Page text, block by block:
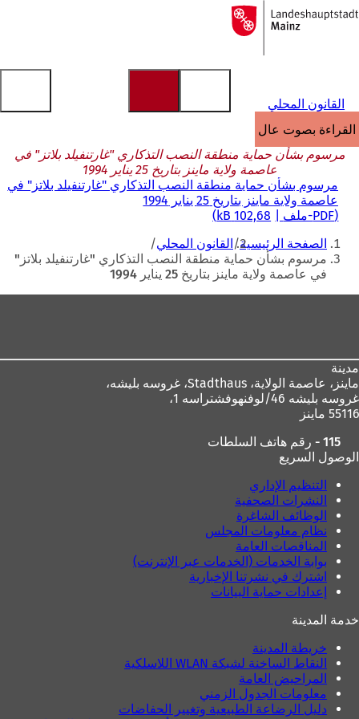
الانتقال إلى المحتوى
إلى
الصفحة
القانون المحلي
القراءة بصوت عالٍ
مرسوم بشأن حماية منطقة النصب التذكاري "غارتنفيلد بلاتز" في
عاصمة ولاية ماينز بتاريخ 25 يناير 1994
مرسوم بشأن حماية منطقة النصب التذكاري "غارتنفيلد بلاتز" في
عاصمة ولاية ماينز بتاريخ 25 يناير 1994
PDF-ملف 102,68 kB
أنت
هنا
الصفحة الرئيسية القانون المحلي
مرسوم بشأن حماية منطقة النصب التذكاري "غارتنفيلد بلاتز"
في عاصمة ولاية ماينز بتاريخ 25 يناير 1994
مدينة
ماينز، عاصمة الولاية،
غروسه بليشه 46/لوفنهوفشتراسه 1،
55116 ماينز
115 - رقم هاتف السلطات
الوصول السريع
التنظيم الإداري
النشرات الصحفية
الوظائف الشاغرة
نظام معلومات المجلس
المناقصات العامة
بوابة الخدمات (الخدمات عبر الإنترنت)
اشترك في نشرتنا الإخبارية
إعدادات حماية البيانات
خدمة المدينة
خريطة المدينة
النقاط الساخنة لشبكة WLAN اللاسلكية
المراحيض العامة
معلومات الجدول الزمني
دليل الرضاعة الطبيعية وتغيير الحفاضات